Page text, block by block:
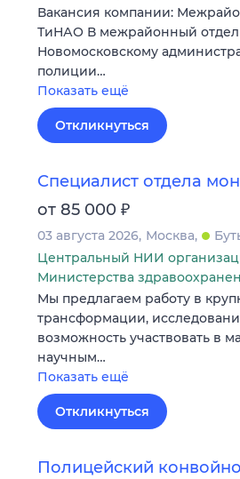
Вакансия компании:
ТиНАО В межрайонный отдел
Новомосковскому
полиции…
Показать ещё
Откликнуться
Специалист отдела
от 85 000 ₽
03 августа 2026 Москва
Центральный НИИ
Министерства
Мы предлагаем работу в
трансформации,
возможность участвовать в
научным…
Показать ещё
Откликнуться
Полицейский